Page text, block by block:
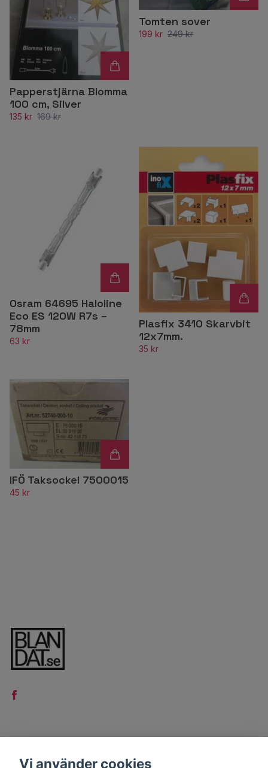
Papperstjärna Blomma
100 cm, Silver
135 kr 169 kr
Tomten sover
199 kr 249 kr
Osram 64695 Haloline
Eco ES 120W R7s –
78mm
63 kr
Plasfix 3410 Skarvbit
12x7mm.
35 kr
IFÖ Taksockel 7500015
45 kr
Vi använder cookies